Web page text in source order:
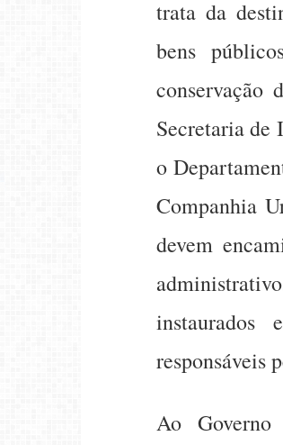
trata da
bens
conservação
Secretaria de
o
Companhia
devem
responsáveis
Ao